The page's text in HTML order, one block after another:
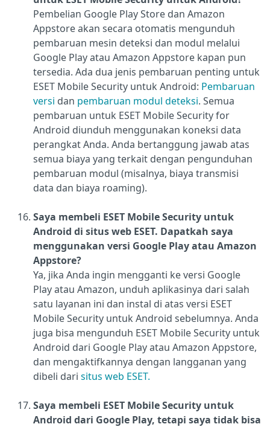
Pembelian Google Play Store dan Amazon
Appstore akan secara otomatis mengunduh
pembaruan mesin deteksi dan modul melalui
Google Play atau Amazon Appstore kapan pun
tersedia. Ada dua jenis pembaruan penting untuk
ESET Mobile Security untuk Android: Pembaruan
versi dan pembaruan modul deteksi. Semua
pembaruan untuk ESET Mobile Security for
Android diunduh menggunakan koneksi data
perangkat Anda. Anda bertanggung jawab atas
semua biaya yang terkait dengan pengunduhan
pembaruan modul (misalnya, biaya transmisi
data dan biaya roaming).
Saya membeli ESET Mobile Security untuk
Android di situs web ESET. Dapatkah saya
menggunakan versi Google Play atau Amazon
Appstore?
Ya, jika Anda ingin mengganti ke versi Google
Play atau Amazon, unduh aplikasinya dari salah
satu layanan ini dan instal di atas versi ESET
Mobile Security untuk Android sebelumnya. Anda
juga bisa mengunduh ESET Mobile Security untuk
Android dari Google Play atau Amazon Appstore,
dan mengaktifkannya dengan langganan yang
dibeli dari situs web ESET.
Saya membeli ESET Mobile Security untuk
Android dari Google Play, tetapi saya tidak bisa